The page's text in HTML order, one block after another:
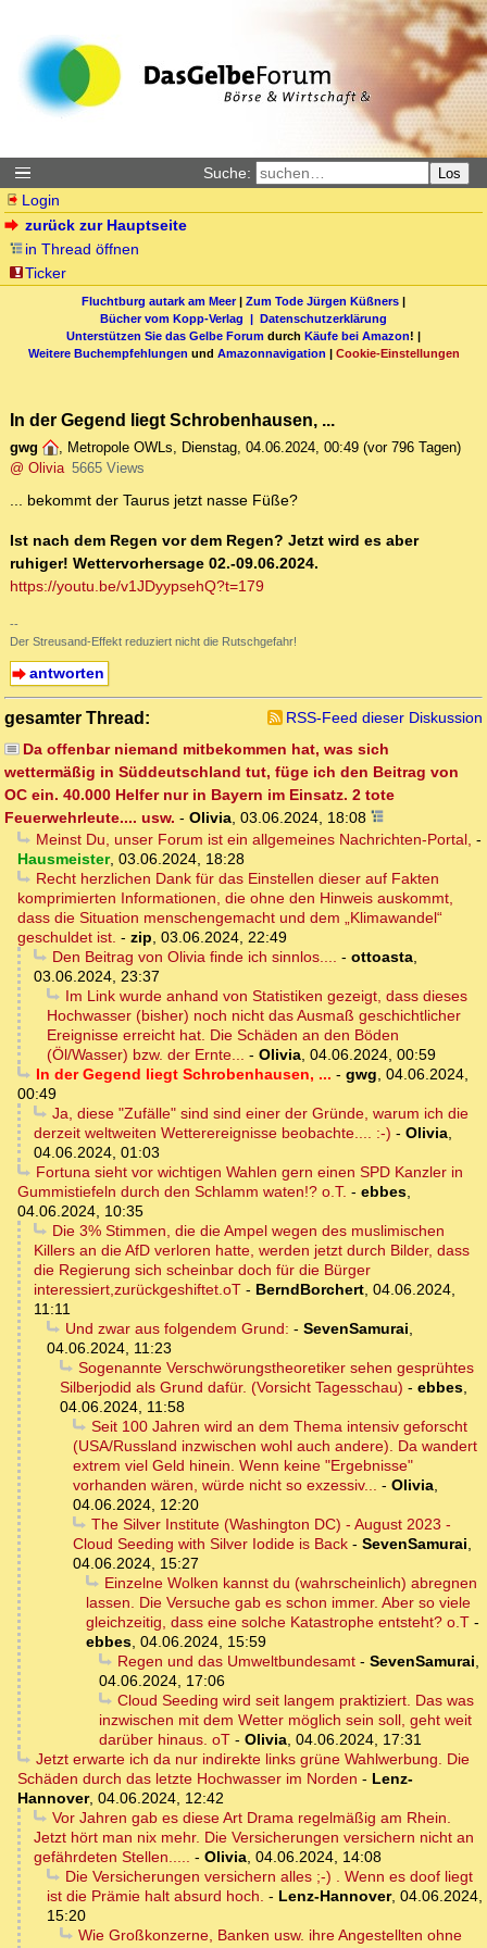
Suche: Los
Login
zurück zur Hauptseite
in Thread öffnen
Ticker
Fluchtburg autark am Meer| Zum Tode Jürgen Küßners |
Bücher vom Kopp-Verlag | Datenschutzerklärung
Unterstützen Sie das Gelbe Forum durch Käufe bei Amazon! |
Weitere Buchempfehlungen und Amazonnavigation | Cookie-Einstellungen
In der Gegend liegt Schrobenhausen, ...
gwg , Metropole OWLs, Dienstag, 04.06.2024, 00:49 (vor 796 Tagen)
@ Olivia 5665 Views
... bekommt der Taurus jetzt nasse Füße?
Ist nach dem Regen vor dem Regen? Jetzt wird es aber
ruhiger! Wettervorhersage 02.-09.06.2024.
https://youtu.be/v1JDyypsehQ?t=179
--
Der Streusand-Effekt reduziert nicht die Rutschgefahr!
antworten
gesamter Thread:
RSS-Feed dieser Diskussion
Da offenbar niemand mitbekommen hat, was sich
wettermäßig in Süddeutschland tut, füge ich den Beitrag von
OC ein. 40.000 Helfer nur in Bayern im Einsatz. 2 tote
Feuerwehrleute.... usw. - Olivia, 03.06.2024, 18:08
Meinst Du, unser Forum ist ein allgemeines Nachrichten-Portal, -
Hausmeister, 03.06.2024, 18:28
Recht herzlichen Dank für das Einstellen dieser auf Fakten
komprimierten Informationen, die ohne den Hinweis auskommt,
dass die Situation menschengemacht und dem „Klimawandel“
geschuldet ist. - zip, 03.06.2024, 22:49
Den Beitrag von Olivia finde ich sinnlos.... - ottoasta,
03.06.2024, 23:37
Im Link wurde anhand von Statistiken gezeigt, dass dieses
Hochwasser (bisher) noch nicht das Ausmaß geschichtlicher
Ereignisse erreicht hat. Die Schäden an den Böden
(Öl/Wasser) bzw. der Ernte... - Olivia, 04.06.2024, 00:59
In der Gegend liegt Schrobenhausen, ... - gwg, 04.06.2024,
00:49
Ja, diese "Zufälle" sind sind einer der Gründe, warum ich die
derzeit weltweiten Wetterereignisse beobachte.... :-) - Olivia,
04.06.2024, 01:03
Fortuna sieht vor wichtigen Wahlen gern einen SPD Kanzler in
Gummistiefeln durch den Schlamm waten!? o.T. - ebbes,
04.06.2024, 10:35
Die 3% Stimmen, die die Ampel wegen des muslimischen
Killers an die AfD verloren hatte, werden jetzt durch Bilder, dass
die Regierung sich scheinbar doch für die Bürger
interessiert,zurückgeshiftet.oT - BerndBorchert, 04.06.2024,
11:11
Und zwar aus folgendem Grund: - SevenSamurai,
04.06.2024, 11:23
Sogenannte Verschwörungstheoretiker sehen gesprühtes
Silberjodid als Grund dafür. (Vorsicht Tagesschau) - ebbes,
04.06.2024, 11:58
Seit 100 Jahren wird an dem Thema intensiv geforscht
(USA/Russland inzwischen wohl auch andere). Da wandert
extrem viel Geld hinein. Wenn keine "Ergebnisse"
vorhanden wären, würde nicht so exzessiv... - Olivia,
04.06.2024, 12:20
The Silver Institute (Washington DC) - August 2023 -
Cloud Seeding with Silver Iodide is Back - SevenSamurai,
04.06.2024, 15:27
Einzelne Wolken kannst du (wahrscheinlich) abregnen
lassen. Die Versuche gab es schon immer. Aber so viele
gleichzeitig, dass eine solche Katastrophe entsteht? o.T -
ebbes, 04.06.2024, 15:59
Regen und das Umweltbundesamt- SevenSamurai,
04.06.2024, 17:06
Cloud Seeding wird seit langem praktiziert. Das was
inzwischen mit dem Wetter möglich sein soll, geht weit
darüber hinaus. oT - Olivia, 04.06.2024, 17:31
Jetzt erwarte ich da nur indirekte links grüne Wahlwerbung. Die
Schäden durch das letzte Hochwasser im Norden - Lenz-
Hannover, 04.06.2024, 12:42
Vor Jahren gab es diese Art Drama regelmäßig am Rhein.
Jetzt hört man nix mehr. Die Versicherungen versichern nicht an
gefährdeten Stellen..... - Olivia, 04.06.2024, 14:08
Die Versicherungen versichern alles ;-) . Wenn es doof liegt
ist die Prämie halt absurd hoch. - Lenz-Hannover, 04.06.2024,
15:20
Wie Großkonzerne, Banken usw. ihre Angestellten ohne